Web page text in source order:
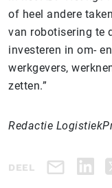
of heel andere
van robotisering te
investeren in om-
werkgevers,
zetten.”
Redactie
DEEL